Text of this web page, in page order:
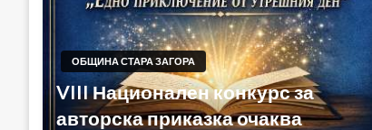
ОБЩИНА СТАРА ЗАГОРА
VIII Национален конкурс за
авторска приказка очаква